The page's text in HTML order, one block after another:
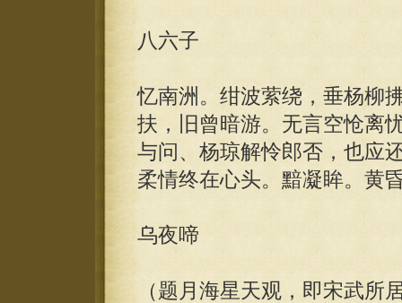
八六子
忆南洲。绀波萦绕，垂杨柳
扶，旧曾暗游。无言空怆离
与问、杨琼解怜郎否，也应
柔情终在心头。黯凝眸。黄
乌夜啼
（题月海星天观，即宋武所